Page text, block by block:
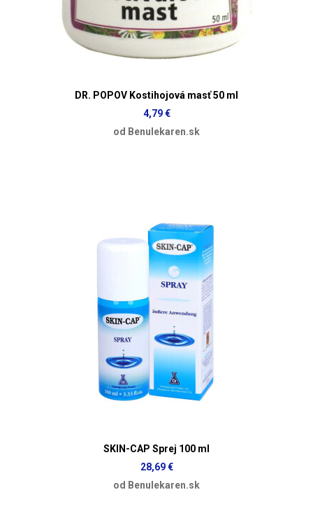
DR. POPOV Kostihojová masť 50 ml
4,79 €
od Benulekaren.sk
SKIN-CAP Sprej 100 ml
28,69 €
od Benulekaren.sk